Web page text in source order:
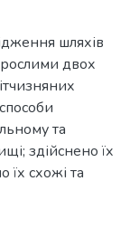
шляхів
двох
та
здійснено їх
їх схожі та